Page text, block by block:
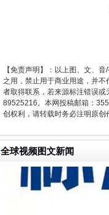
【免责声明】：以上图、文、
之用，禁止用于商业用途，并
者取得联系，若来源标注错误
89525216。本网投稿邮箱：
创权利，请转载时务必注明原创
全球视频图文新闻
法徽映军营 权益
一批国家标准开